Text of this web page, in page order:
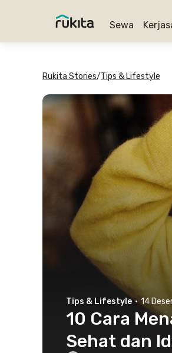
Sewa
Rukita Stories/Tips & Lifestyle
Tips & Lifestyle · 14
10 Cara
Sehat dan